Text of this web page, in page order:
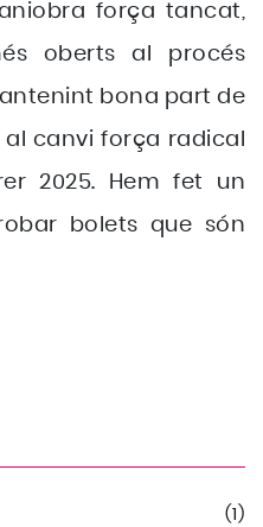
(1)
força tancat,
oberts al procés
bona part de
al canvi força radical
2025. Hem fet un
bolets que són